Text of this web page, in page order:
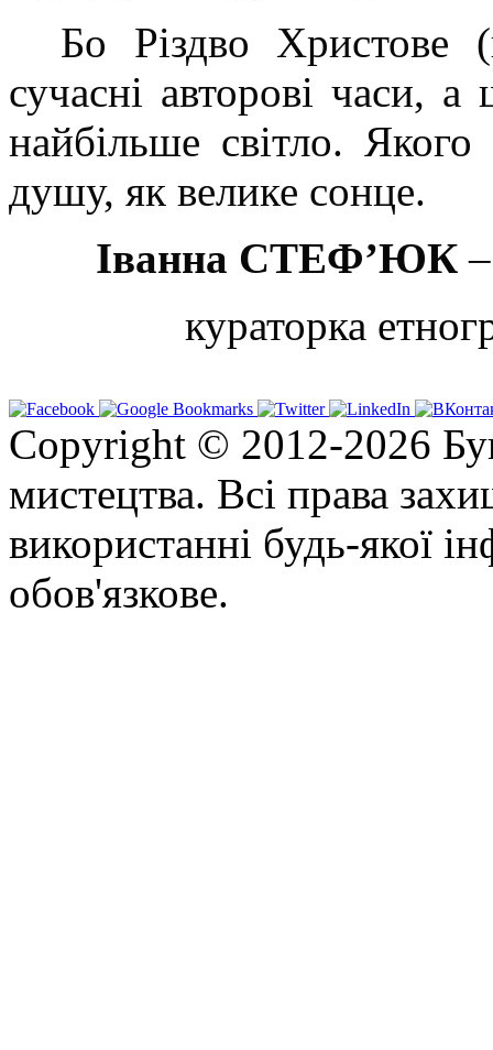
Бо Різдво
сучасні авторові часи,
найбільше світло.
душу, як велике сонце.
Іванна СТЕФ’ЮК
кураторка
Copyright © 2012-2026
мистецтва. Всі права
використанні будь-якої
обов'язкове.